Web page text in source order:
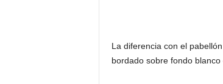
La diferencia con el
bordado sobre fondo blanco